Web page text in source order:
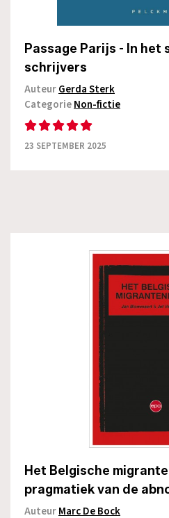
Passage Parijs - In het
schrijvers
AuteurGerda Sterk
CategorieNon-fictie
23 SEPTEMBER 2025
Het Belgische
pragmatiek van de
AuteurMarc De Bock